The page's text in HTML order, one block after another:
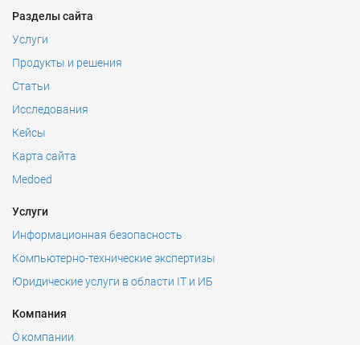
Разделы сайта
Услуги
Продукты и решения
Статьи
Исследования
Кейсы
Карта сайта
Medoed
Услуги
Информационная безопасность
Компьютерно-технические экспертизы
Юридические услуги в области IT и ИБ
Компания
О компании